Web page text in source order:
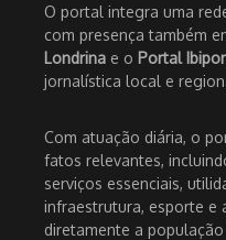
O portal integra uma
com presença também
Londrina e o Portal
jornalística local e
Com atuação diária, o
fatos relevantes,
serviços essenciais,
infraestrutura, esporte e
diretamente a